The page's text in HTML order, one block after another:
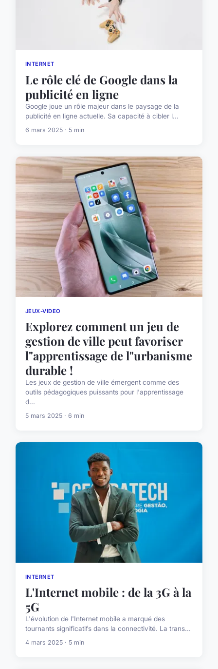
INTERNET
Le rôle clé de Google dans la
publicité en ligne
Google joue un rôle majeur dans le paysage de la
publicité en ligne actuelle. Sa capacité à cibler l...
6 mars 2025 · 5 min
JEUX-VIDEO
Explorez comment un jeu de
gestion de ville peut favoriser
l"apprentissage de l"urbanisme
durable !
Les jeux de gestion de ville émergent comme des
outils pédagogiques puissants pour l'apprentissage
d...
5 mars 2025 · 6 min
INTERNET
L'Internet mobile : de la 3G à la
5G
L'évolution de l'Internet mobile a marqué des
tournants significatifs dans la connectivité. La trans...
4 mars 2025 · 5 min